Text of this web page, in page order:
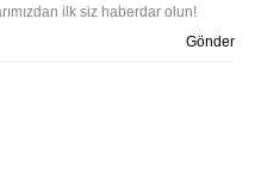
ilk siz haberdar olun!
Gönder